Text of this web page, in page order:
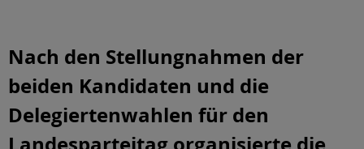
Nach den Stellungnahmen der
beiden Kandidaten und die
Delegiertenwahlen für den